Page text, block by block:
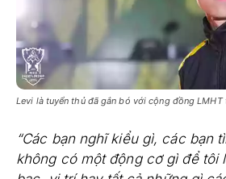
Levi là tuyển thủ đã gắn bó với cộng đồng LMHT
“Các bạn nghĩ kiểu gì, các bạn
không có một động cơ gì để tôi